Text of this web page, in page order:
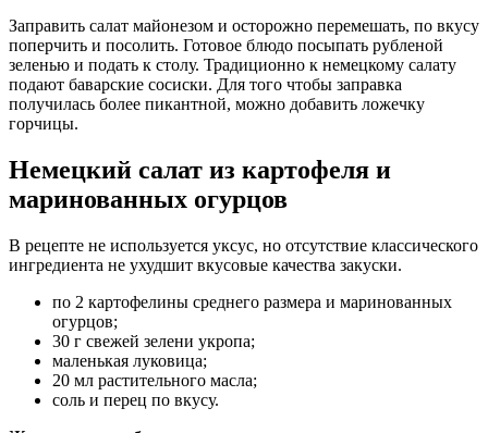
Заправить салат майонезом и осторожно перемешать, по вкусу
поперчить и посолить. Готовое блюдо посыпать рубленой
зеленью и подать к столу. Традиционно к немецкому салату
подают баварские сосиски. Для того чтобы заправка
получилась более пикантной, можно добавить ложечку
горчицы.
Немецкий салат из картофеля и
маринованных огурцов
В рецепте не используется уксус, но отсутствие классического
ингредиента не ухудшит вкусовые качества закуски.
по 2 картофелины среднего размера и маринованных
огурцов;
30 г свежей зелени укропа;
маленькая луковица;
20 мл растительного масла;
соль и перец по вкусу.